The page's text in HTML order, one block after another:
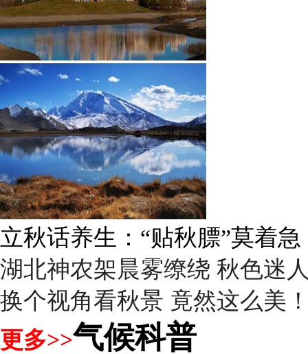
雨后峨眉沟壑尽显 金顶显真
湖北神农架晨雾缭绕 秋色迷
换个视角看秋景 竟然这么美
更多>>气候科普